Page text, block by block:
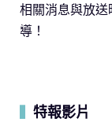
相關消息與放
導！
特報影片